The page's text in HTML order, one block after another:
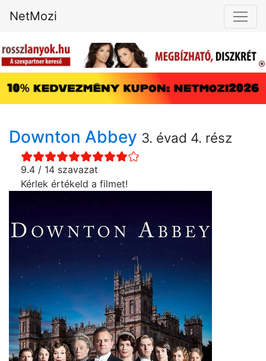
NetMozi
Downton Abbey 3. évad 4. rész
9.4 / 14 szavazat
Kérlek értékeld a filmet!